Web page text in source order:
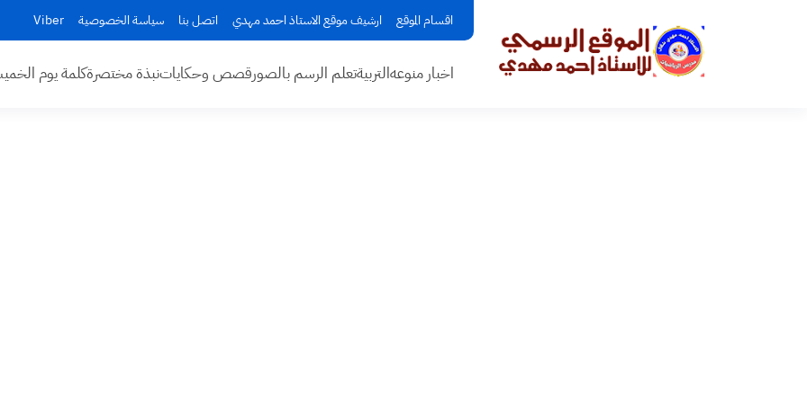
اقسام الموقع ارشيف موقع الاستاذ احمد مهدي اتصل بنا سياسة الخصوصية Viber
اخبار منوعهالتربيةتعلم الرسم بالصورقصص وحكاياتنبذة مختصرةكلمة يوم